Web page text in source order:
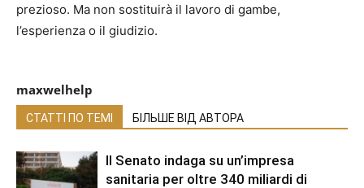
prezioso. Ma non sostituirà il lavoro di gambe,
l’esperienza o il giudizio.
maxwelhelp
СТАТТІ ПО ТЕМІ БІЛЬШЕ ВІД АВТОРА
Il Senato indaga su un’impresa
sanitaria per oltre 340 miliardi di